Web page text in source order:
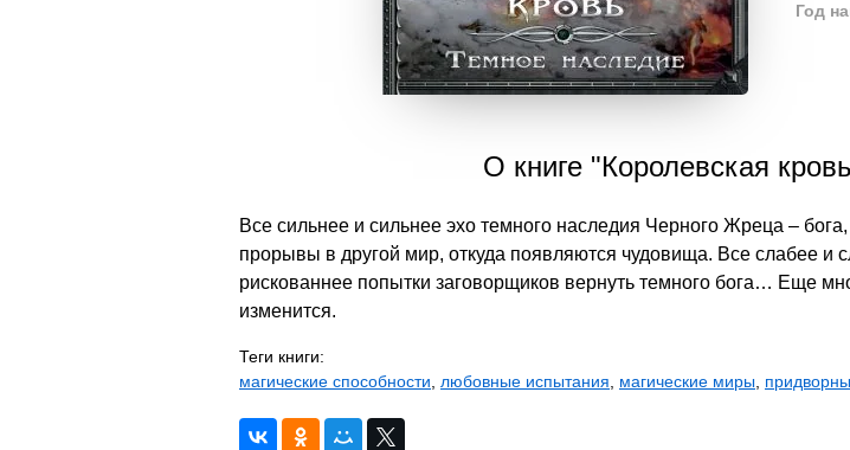
Год
О книге "Королевская
Все сильнее и сильнее эхо темного наследия Черного Жреца –
прорывы в другой мир, откуда появляются чудовища. Все слабее и
рискованнее попытки заговорщиков вернуть темного бога… Еще
изменится.
Теги книги:
магические способности
любовные испытания магические миры